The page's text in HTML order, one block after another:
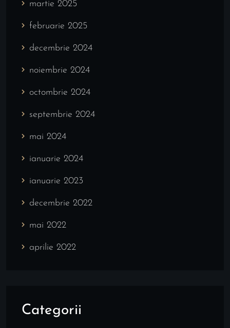
martie 2025
februarie 2025
decembrie 2024
noiembrie 2024
octombrie 2024
septembrie 2024
mai 2024
ianuarie 2024
ianuarie 2023
decembrie 2022
mai 2022
aprilie 2022
Categorii